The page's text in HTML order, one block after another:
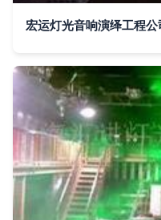
宏运灯光音响演绎工程